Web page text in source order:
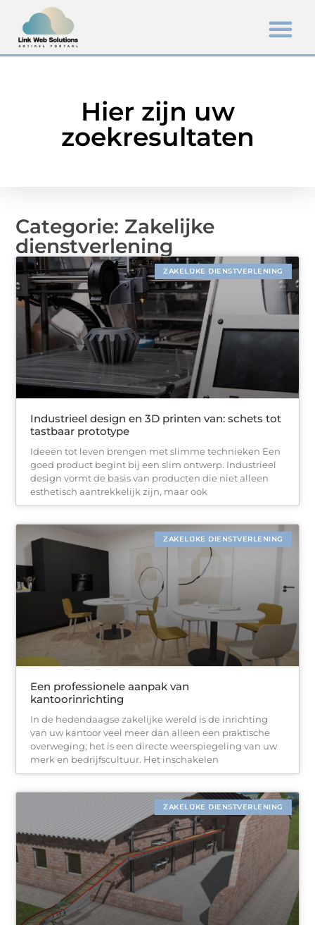
Hier zijn uw
zoekresultaten
Categorie: Zakelijke
dienstverlening
ZAKELIJKE DIENSTVERLENING
Industrieel design en 3D printen van: schets tot
tastbaar prototype
Ideeën tot leven brengen met slimme technieken Een
goed product begint bij een slim ontwerp. Industrieel
design vormt de basis van producten die niet alleen
esthetisch aantrekkelijk zijn, maar ook
ZAKELIJKE DIENSTVERLENING
Een professionele aanpak van
kantoorinrichting
In de hedendaagse zakelijke wereld is de inrichting
van uw kantoor veel meer dan alleen een praktische
overweging; het is een directe weerspiegeling van uw
merk en bedrijfscultuur. Het inschakelen
ZAKELIJKE DIENSTVERLENING